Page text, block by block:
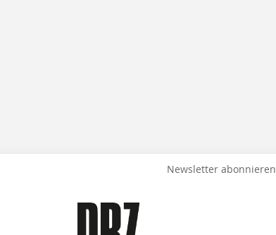
Newsletter abonnieren